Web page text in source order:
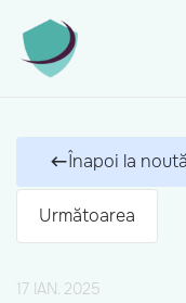
Înapoi la
Următoarea
17 IAN. 2025